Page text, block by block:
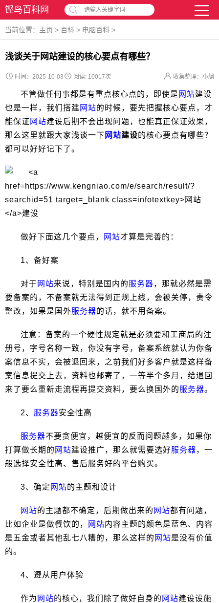
铿鸟百科网 请输入关键字词
当前位置： 主页 > 百科 > 电脑百科 >
浅谈关于网站建设的核心要点有哪些？
时间：2025-10-03 收集整理：小编
阅读: 10017次
不管做任何事都是有重点核心点的，即使是 网站建设
也是一样，我们搭建 网站的时候，要先把握核心要点，才
能保证 网站建设后期不会出现问题，也能真正保证效果，
那么这里就跟大家浅谈一下 网站建设的核心要点有哪些？
都可以好好记下了。
做好下面这几个要点， 网站才算是完善的：
1、备好案
对于 网站来说，特别是国内的服务器，那就必然是需
要备案的，不备案就无法得到正规上线，会被关停，责令
整改，如果是国外服务器的话，就不用备案。
注意：备案的一个硬性规定就是必须要和工商局的注
册号，字号名称一致，你没有字号，备案系统就认为你备
案信息不实，会被退回来，之前我们好多客户就是这样备
案信息提交上去，资料也邮寄了，一等半个多月，给退回
来了要么重新走流程再提交资料，要么换国外的服务器。
2、 服务器安全性高
服务器不要贪便宜，越便宜的反而问题越多，如果你
打算做长期的 网站建设推广，那么就需要选好服务器，一
般选择安全性高、售后服务好的平台购买。
3、确定 网站的主题和设计
网站的主题都不确定，后期做出来的 网站都有问题，
比如企业是做餐饮的，
网站内容主题的颜色是蓝色、内容
是五金或者其他乱七八糟的，那么这样的 网站是没有价值
的。
4、遵从用户体验
作为 网站的核心，我们除了做好自身的 网站建设设施